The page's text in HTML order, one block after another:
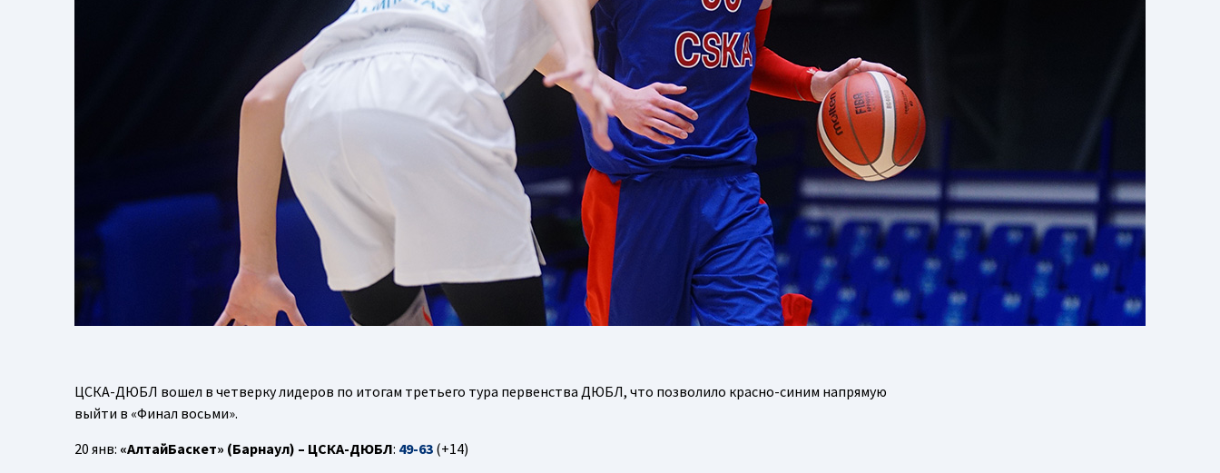
ЦСКА-ДЮБЛ вошел в четверку лидеров по итогам третьего тура первенства ДЮБЛ, что позволило красно-синим напрямую
выйти в «Финал восьми».
20 янв: «АлтайБаскет» (Барнаул) – ЦСКА-ДЮБЛ: 49-63 (+14)